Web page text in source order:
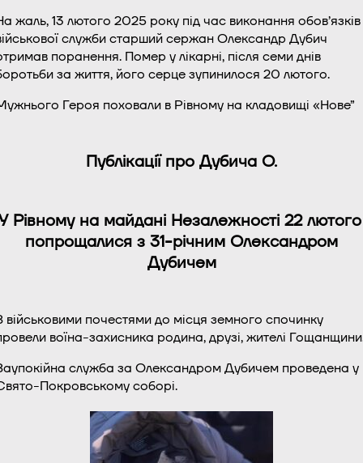
жаль, 13 лютого 2025 року під час виконання обов’язків
служби старший сержан Олександр Дубич
поранення. Помер у лікарні, після семи днів
за життя, його серце зупинилося 20 лютого.
Героя поховали в Рівному на кладовищі «Нове”
Публікації про Дубича О.
Рівному на майдані Незалежності 22 лютого
попрощалися з 31-річним Олександром
Дубичем
військовими почестями до місця земного спочинку
воїна-захисника родина, друзі, жителі
служба за Олександром Дубичем проведена у
Покровському соборі.